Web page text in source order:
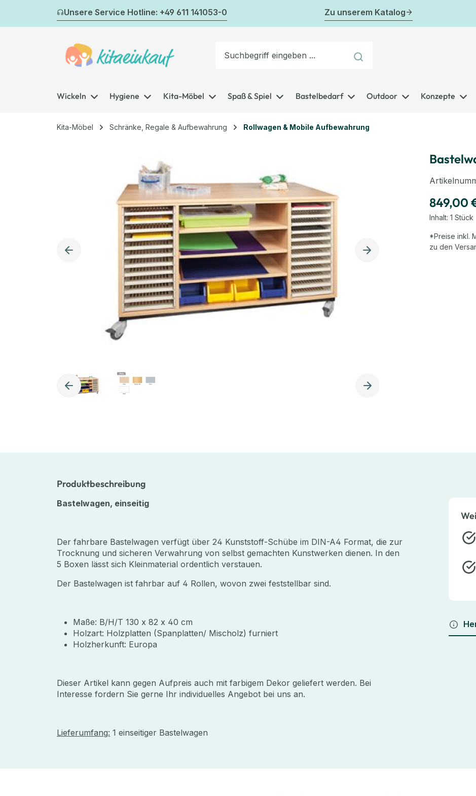
Hauptinhalt springen
Zur Suche springen
Zur Hauptnavigation springen
Unsere Service Hotline: +49 611 141053-0 Zu unserem Katalog
Wickeln Hygiene Kita-Möbel Spaß & Spiel Bastelbedarf Outdoor Konzepte
Kita-Möbel Schränke, Regale & Aufbewahrung Rollwagen & Mobile Aufbewahrung
849,00
Inhalt: 1 Stück
*Preise inkl.
zu den
Produktbeschreibung
Bastelwagen, einseitig
Der fahrbare Bastelwagen verfügt über 24 Kunststoff-Schübe im DIN-A4 Format, die zur
Trocknung und sicheren Verwahrung von selbst gemachten Kunstwerken dienen. In den
5 Boxen lässt sich Kleinmaterial ordentlich verstauen.
Der Bastelwagen ist fahrbar auf 4 Rollen, wovon zwei feststellbar sind.
Maße: B/H/T 130 x 82 x 40 cm
Holzart: Holzplatten (Spanplatten/ Mischolz) furniert
Holzherkunft: Europa
Dieser Artikel kann gegen Aufpreis auch mit farbigem Dekor geliefert werden. Bei
Interesse fordern Sie gerne Ihr individuelles Angebot bei uns an.
Lieferumfang: 1 einseitiger Bastelwagen